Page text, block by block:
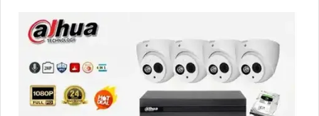
có thể đàm thoại được âm thanh 2 chiều.